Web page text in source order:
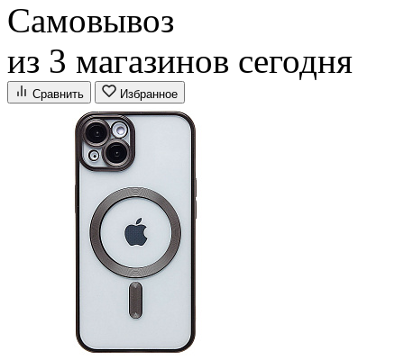
Самовывоз
из 3 магазинов сегодня
Сравнить Избранное